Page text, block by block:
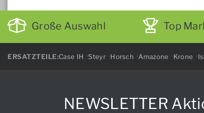
Große Auswahl Top
ERSATZTEILE:Case IH Steyr Horsch Amazone Krone
NEWSLETTER